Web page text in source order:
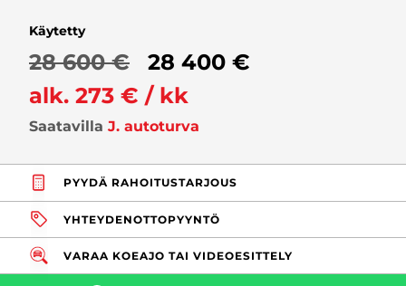
Käytetty
28 600 €
28 400 €
alk. 273 € / kk
Saatavilla J. autoturva
PYYDÄ RAHOITUSTARJOUS
YHTEYDENOTTOPYYNTÖ
VARAA KOEAJO TAI VIDEOESITTELY